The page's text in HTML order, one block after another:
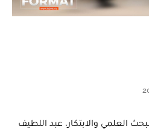
العلمي والابتكار، عبد اللطيف